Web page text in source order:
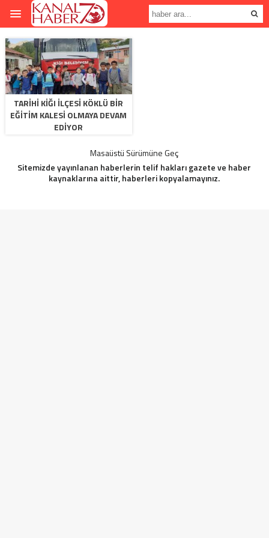
TARIHI KIĞI ILÇESI KÖKLÜ BIR
EĞITIM KALESI OLMAYA DEVAM
EDIYOR
Masaüstü Sürümüne Geç
Sitemizde yayınlanan haberlerin telif hakları gazete ve haber
kaynaklarına aittir, haberleri kopyalamayınız.